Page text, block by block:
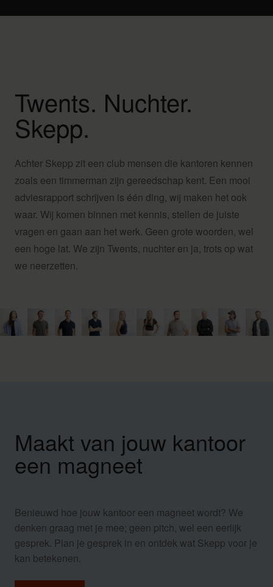
Twents. Nuchter.
Skepp.
Achter Skepp zit een club mensen die kantoren kennen
zoals een timmerman zijn gereedschap kent. Een mooi
adviesrapport schrijven is één ding, wij maken het ook
waar. Wij komen binnen met kennis, stellen de juiste
vragen en gaan aan het werk. Geen grote woorden, wel
een hoge lat. We zijn Twents, nuchter en ja, trots op wat
we neerzetten.
LinkedIn
Maakt van jouw kantoor
een magneet
Benieuwd hoe jouw kantoor een magneet wordt? We
denken graag met je mee; geen pitch, wel een eerlijk
gesprek. Plan je gesprek in en ontdek wat Skepp voor je
kan betekenen.